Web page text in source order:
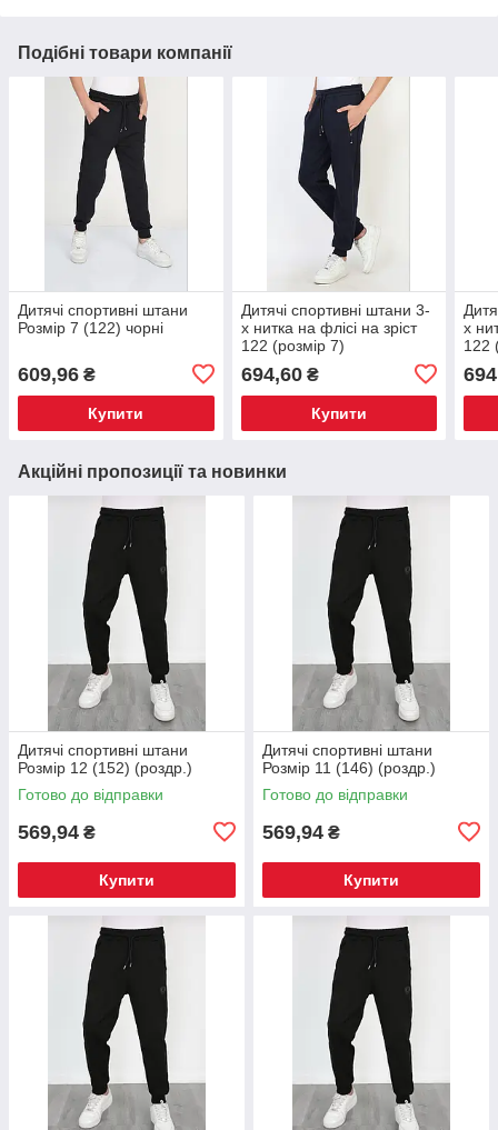
Подібні товари компанії
Дитячі спортивні штани
Розмір 7 (122) чорні
609,96 ₴
Купити
Дитячі спортивні штани 3-
х нитка на флісі на зріст
122 (розмір 7)
694,60₴
Купити
х
122
Акційні пропозиції та новинки
Дитячі спортивні штани
Розмір 12 (152) (роздр.)
Готово до відправки
569,94 ₴
Купити
Дитячі спортивні штани
Розмір 11 (146) (роздр.)
Готово до відправки
569,94 ₴
Купити